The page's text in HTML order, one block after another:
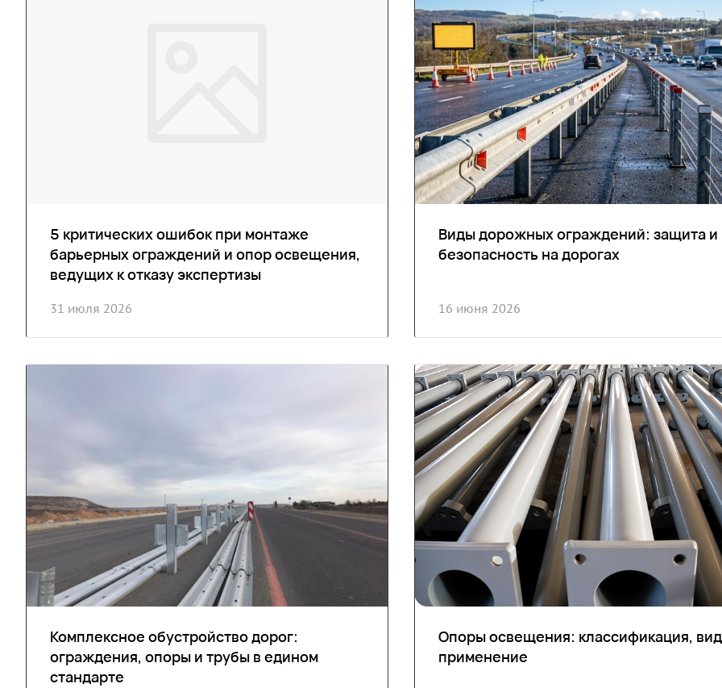
31 июля 2026
5 критических ошибок при монтаже
барьерных ограждений и опор освещения,
ведущих к отказу экспертизы
16 июня 2026
Виды дорожных ограждений: защита и
безопасность на дорогах
Комплексное обустройство дорог:
ограждения, опоры и трубы в едином
стандарте
Опоры освещения: классификация,
применение